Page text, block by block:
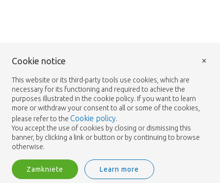
Cookie notice
This website or its third-party tools use cookies, which are
necessary for its functioning and required to achieve the
purposes illustrated in the cookie policy. If you want to learn
more or withdraw your consent to all or some of the cookies,
please refer to the Cookie policy.
You accept the use of cookies by closing or dismissing this
banner, by clicking a link or button or by continuing to browse
otherwise.
Zamkniete Learn more
×